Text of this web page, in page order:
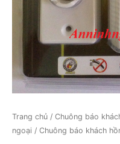
Trang chủ / Chuông báo
ngoại / Chuông báo khách